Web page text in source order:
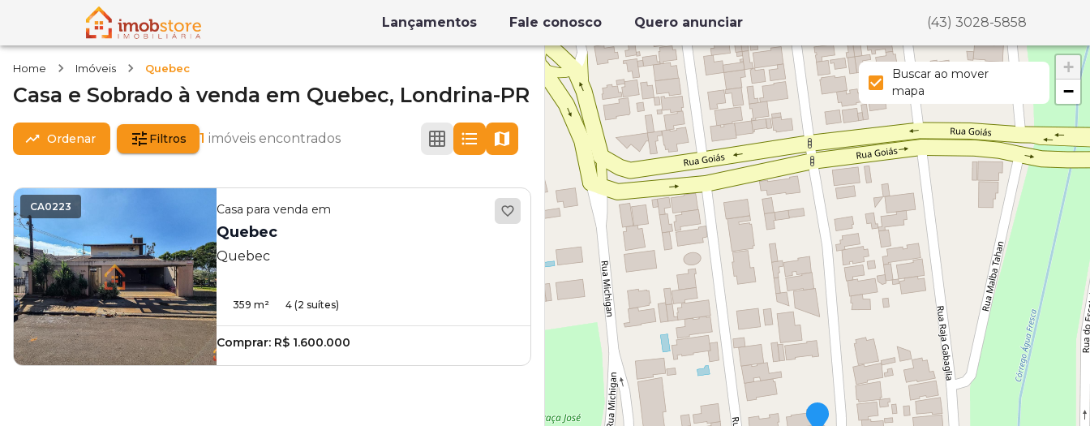
Lançamentos Fale conosco Quero anunciar (43) 3028-5858
Home Imóveis Quebec
Casa e Sobrado à venda em Quebec, Londrina-PR
Ordenar Filtros 1 imóveis encontrados
CA0223 Casa para venda em
Quebec
Quebec
359 m² 4 (2 suítes)
Comprar: R$ 1.600.000
+
−
Buscar ao mover
mapa